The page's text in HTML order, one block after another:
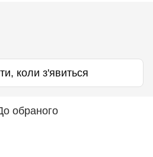
коли з'явиться
обраного